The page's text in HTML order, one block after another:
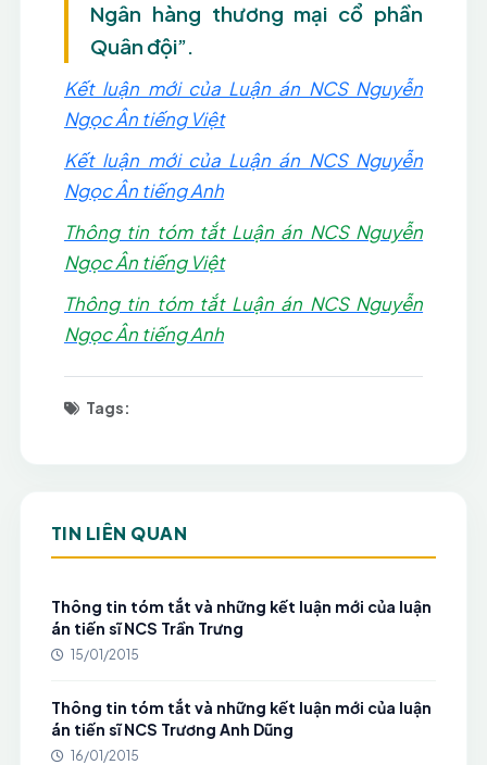
Ngân hàng thương mại cổ phần
Quân đội”.
Kết luận mới của Luận án NCS Nguyễn
Ngọc Ân tiếng Việt
Kết luận mới của Luận án NCS Nguyễn
Ngọc Ân tiếng Anh
Thông tin tóm tắt Luận án NCS Nguyễn
Ngọc Ân tiếng Việt
Thông tin tóm tắt Luận án NCS Nguyễn
Ngọc Ân tiếng Anh
Tags:
TIN LIÊN QUAN
Thông tin tóm tắt và những kết luận mới của luận
án tiến sĩ NCS Trần Trưng
15/01/2015
Thông tin tóm tắt và những kết luận mới của luận
án tiến sĩ NCS Trương Anh Dũng
16/01/2015